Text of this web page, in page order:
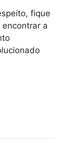
fique
a